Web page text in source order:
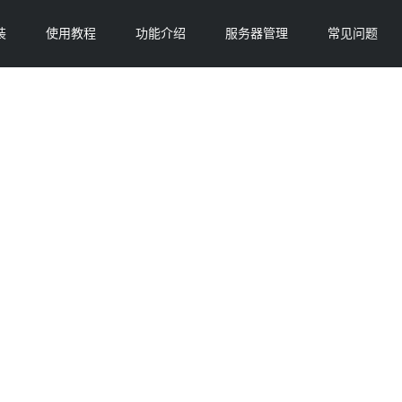
使用教程 功能介绍 服务器管理 常见问题